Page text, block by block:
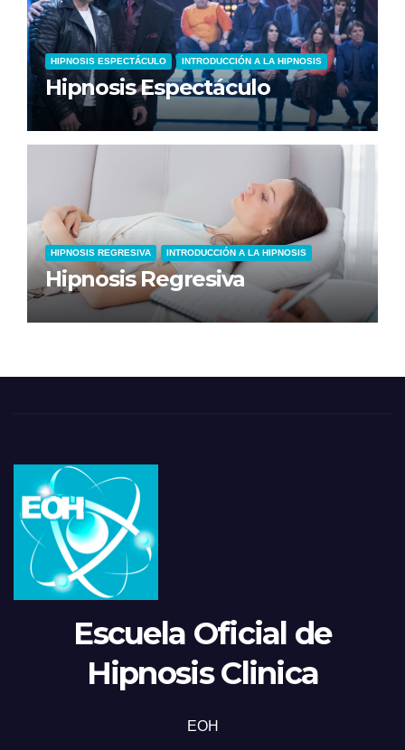
HIPNOSIS ESPECTÁCULO INTRODUCCIÓN A LA HIPNOSIS
Hipnosis Espectáculo
HIPNOSIS REGRESIVA INTRODUCCIÓN A LA HIPNOSIS
Hipnosis Regresiva
Escuela Oficial de
Hipnosis Clinica
EOH